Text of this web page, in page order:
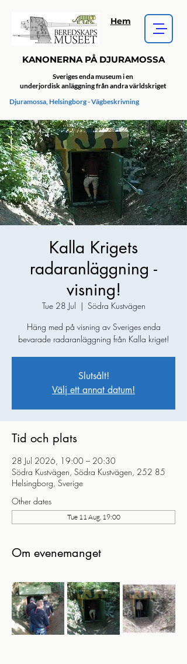
KANONERNA PÅ DJURAMOSSA
Djuramossa, Helsingborg - Vägbeskrivning
Sveriges enda museum i en
underjordisk anläggning från andra världskriget
Hem
Kalla Krigets
radaranläggning -
visning!
Tue 28 Jul
  |
Södra Kustvägen
Häng med på visning av Sveriges enda
bevarade radaranläggning från Kalla kriget!
Slutsålt!
Välj ett annat datum!
Tid och plats
28 Jul 2026, 19:00 – 20:30
Södra Kustvägen, Södra Kustvägen, 252 85
Helsingborg, Sverige
Other dates
Tue 11 Aug, 19:00
Om evenemanget